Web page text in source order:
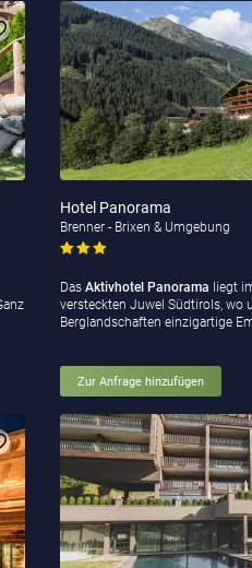
Hotel Panorama
Brenner - Brixen & Umgebung
DasAktivhotel Panorama liegt
versteckten Juwel Südtirols, wo
Berglandschaften einzigartige
Zur Anfrage hinzufügen